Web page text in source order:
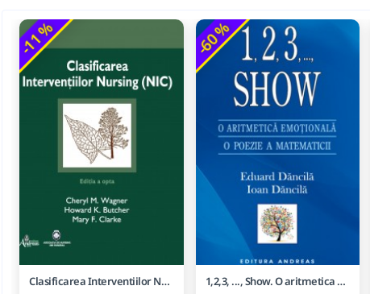
-11 %
Clasificarea Interventiilor Nursing (NIC)
-60 %
1,2,3, ..., Show. O aritmetica emotionala, o poezie a matematicii - Ioan Dancila